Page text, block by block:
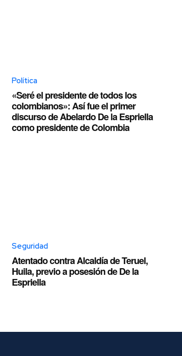
Política
«Seré el presidente de todos los
colombianos»: Así fue el primer
discurso de Abelardo De la Espriella
como presidente de Colombia
Seguridad
Atentado contra Alcaldía de Teruel,
Huila, previo a posesión de De la
Espriella